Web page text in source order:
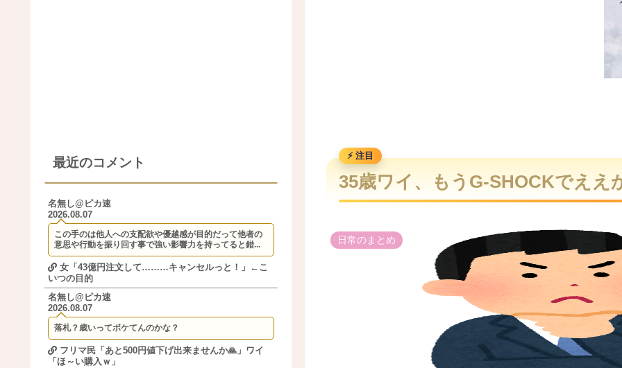
35歳ワイ、もうG-SHOCKでええ
日常のまとめ
最近のコメント
名無し@ピカ速
2026.08.07
この手のは他人への支配欲や優越感が目的だって他者の
意思や行動を振り回す事で強い影響力を持ってると錯...
女「43億円注文して………キャンセルっと！」←こ
いつの目的
名無し@ピカ速
2026.08.07
落札？歳いってボケてんのかな？
フリマ民「あと500円値下げ出来ませんか🙏」ワイ
「ほ～い購入ｗ」